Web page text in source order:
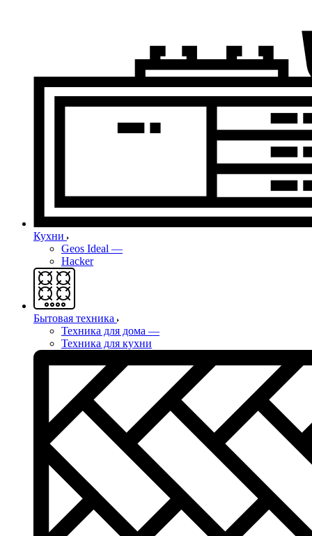
Кухни
Geos Ideal —
Hacker
Бытовая техника
Техника для дома —
Техника для кухни